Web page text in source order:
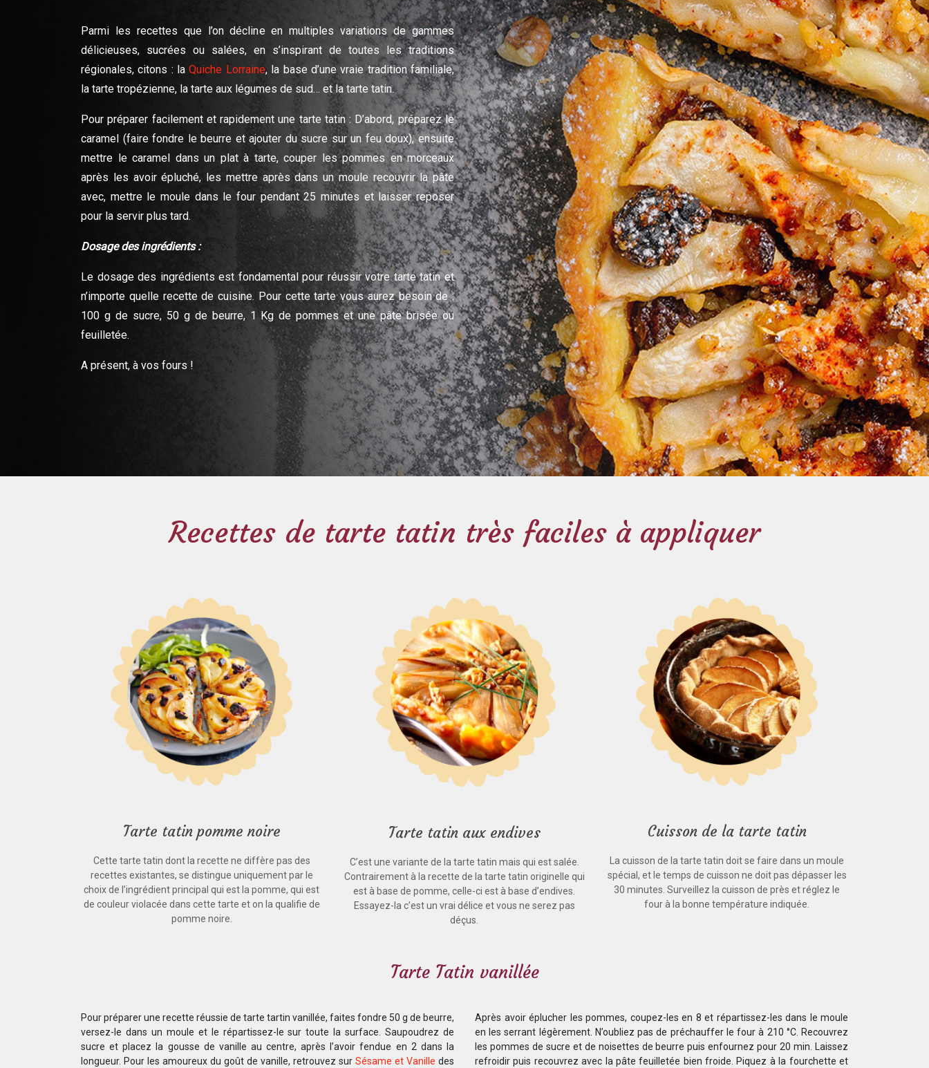
Parmi les recettes que l’on décline en multiples variations de gammes
délicieuses, sucrées ou salées, en s’inspirant de toutes les traditions
régionales, citons : laQuiche Lorraine, la base d’une vraie tradition familiale,
la tarte tropézienne, la tarte aux légumes de sud… et la tarte tatin.
Pour préparer facilement et rapidement une tarte tatin : D’abord, préparez le
caramel (faire fondre le beurre et ajouter du sucre sur un feu doux), ensuite
mettre le caramel dans un plat à tarte, couper les pommes en morceaux
après les avoir épluché, les mettre après dans un moule recouvrir la pâte
avec, mettre le moule dans le four pendant 25 minutes et laisser reposer
pour la servir plus tard.
Dosage desingrédients :
Le dosage des ingrédients est fondamental pour réussir votre tarte tatin et
n’importe quelle recette de cuisine. Pour cette tarte vous aurez besoin de :
100 g de sucre, 50 g de beurre, 1 Kg de pommes et une pâte brisée ou
feuilletée.
A présent, à vos fours !
Recettes de tarte tatin très faciles à appliquer
Tarte tatin pomme noire
Cette tarte tatin dont la recette ne diffère pas des
recettes existantes, se distingue uniquement par le
choix de l’ingrédient principal qui est la pomme, qui est
de couleur violacée dans cette tarte et on la qualifie de
pomme noire.
Tarte tatin aux endives
C’est une variante de la tarte tatin mais qui est salée.
Contrairement à la recette de la tarte tatin originelle qui
est à base de pomme, celle-ci est à base d’endives.
Essayez-la c’est un vrai délice et vous ne serez pas
déçus.
Cuisson de la tarte tatin
La cuisson de la tarte tatin doit se faire dans un moule
spécial, et le temps de cuisson ne doit pas dépasser les
30 minutes. Surveillez la cuisson de près et réglez le
four à la bonne température indiquée.
Tarte Tatin vanillée
Pour préparer une recette réussie de tarte tartin vanillée, faites fondre 50 g de beurre,
versez-le dans un moule et le répartissez-le sur toute la surface. Saupoudrez de
sucre et placez la gousse de vanille au centre, après l’avoir fendue en 2 dans la
longueur. Pour les amoureux du goût de vanille, retrouvez sur Sésame et Vanille des
Après avoir éplucher les pommes, coupez-les en 8 et répartissez-les dans le moule
en les serrant légèrement. N’oubliez pas de préchauffer le four à 210 °C. Recouvrez
les pommes de sucre et de noisettes de beurre puis enfournez pour 20 min. Laissez
refroidir puis recouvrez avec la pâte feuilletée bien froide. Piquez à la fourchette et